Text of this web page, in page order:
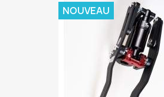
NOUVEAU